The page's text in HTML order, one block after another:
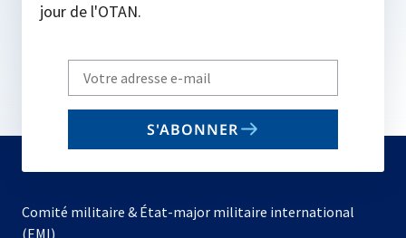
jour de l'OTAN.
Write
your
email
S'ABONNER
Comité militaire & État-major militaire international
(EMI)